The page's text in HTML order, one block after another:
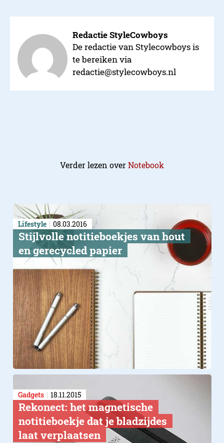
Redactie StyleCowboys
De redactie van Stylecowboys is
te bereiken via
redactie@stylecowboys.nl
Verder lezen overNotebook
Lifestyle 08.03.2016
Stijlvolle notitieboekjes van hout
en gerecycled papier
Gadgets 18.11.2015
Rekonect: het magnetische
notitieboekje dat je bladzijdes
laat verplaatsen